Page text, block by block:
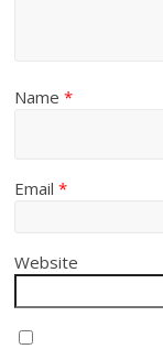
Name*
Email*
Website